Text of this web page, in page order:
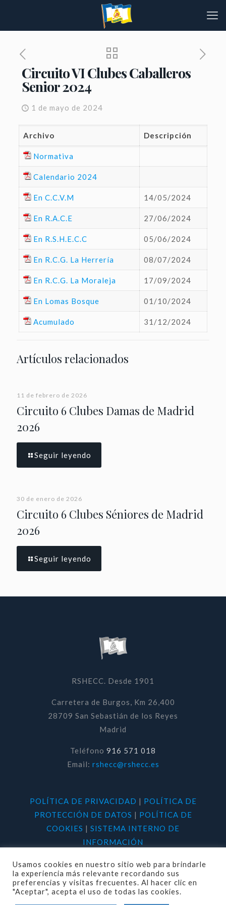
Circuito VI Clubes Caballeros
Senior 2024
1 de mayo de 2024
Archivo Descripción
Normativa
Calendario 2024
En C.C.V.M 14/05/2024
En R.A.C.E 27/06/2024
En R.S.H.E.C.C 05/06/2024
En R.C.G. La Herrería 08/07/2024
En R.C.G. La Moraleja 17/09/2024
En Lomas Bosque 01/10/2024
Acumulado 31/12/2024
Artículos relacionados
11 de febrero de 2026
Circuito 6 Clubes Damas de Madrid
2026
Seguir leyendo
30 de enero de 2026
Circuito 6 Clubes Séniores de Madrid
2026
Seguir leyendo
RSHECC. Desde 1901
Carretera de Burgos, Km 26,400
28709 San Sebastián de los Reyes
Madrid
Teléfono 916 571 018
Email: rshecc@rshecc.es
POLÍTICA DE PRIVACIDAD | POLÍTICA DE
PROTECCIÓN DE DATOS | POLÍTICA DE
COOKIES | SISTEMA INTERNO DE
INFORMACIÓN
Usamos cookies en nuestro sitio web para brindarle
la experiencia más relevante recordando sus
preferencias y visitas frecuentes. Al hacer clic en
"Aceptar", acepta el uso de todas las cookies.